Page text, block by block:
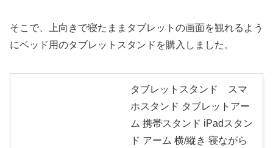
そこで、上向きで寝たままタブレットの画面を観れるよう
にベッド用のタブレットスタンドを購入しました。
タブレットスタンド スマ
ホスタンド タブレットアー
ム 携帯スタンド iPadスタン
ド アーム 横/縱き 寝ながら